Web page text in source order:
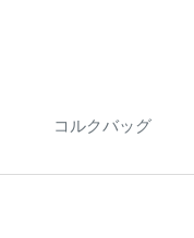
コルクバッグ